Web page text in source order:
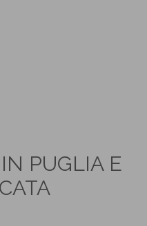
PUGLIA E